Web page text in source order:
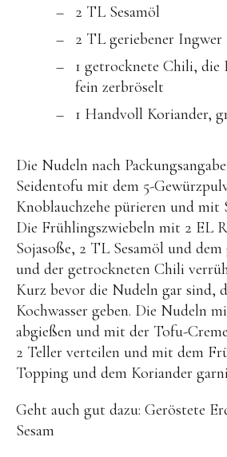
2 TL Sesamöl
2 TL geriebener Ingwer
1 getrocknete Chili, die
fein zerbröselt
1 Handvoll Koriander,
Die Nudeln nach
Seidentofu mit dem 5-
Knoblauchzehe pürieren und mit
Die Frühlingszwiebeln mit 2 EL
Sojasoße, 2 TL Sesamöl und
und der getrockneten Chili
Kurz bevor die Nudeln gar sind,
Kochwasser geben. Die Nudeln
abgießen und mit der Tofu-
2 Teller verteilen und mit dem
Topping und dem Koriander
Geht auch gut dazu: Geröstete
Sesam